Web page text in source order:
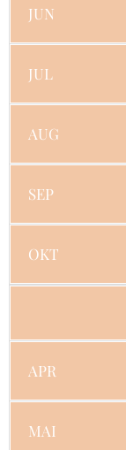
JUN
JUL
AUG
SEP
OKT
APR
MAI